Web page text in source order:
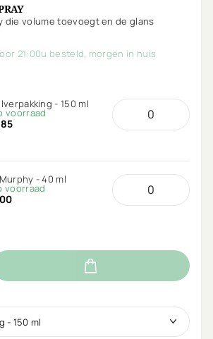
die volume toevoegt en de glans
21:00u besteld, morgen in huis
- 150 ml
voorraad
- 40 ml
voorraad